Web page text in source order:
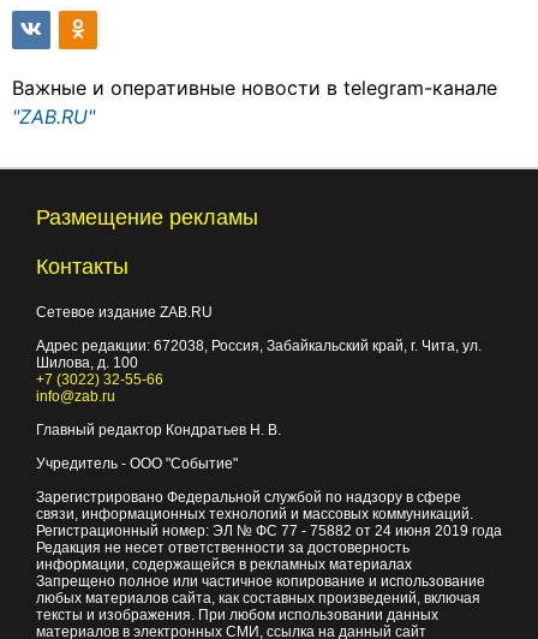
Важные и оперативные новости в telegram-канале
"ZAB.RU"
Размещение рекламы
Контакты
Сетевое издание ZAB.RU
Адрес редакции: 672038, Россия, Забайкальский край, г. Чита, ул.
Шилова, д. 100
+7 (3022) 32-55-66
info@zab.ru
Главный редактор Кондратьев Н. В.
Учредитель - ООО "Событие"
Зарегистрировано Федеральной службой по надзору в сфере
связи, информационных технологий и массовых коммуникаций.
Регистрационный номер: ЭЛ № ФС 77 - 75882 от 24 июня 2019 года
Редакция не несет ответственности за достоверность
информации, содержащейся в рекламных материалах
Запрещено полное или частичное копирование и использование
любых материалов сайта, как составных произведений, включая
тексты и изображения. При любом использовании данных
материалов в электронных СМИ, ссылка на данный сайт